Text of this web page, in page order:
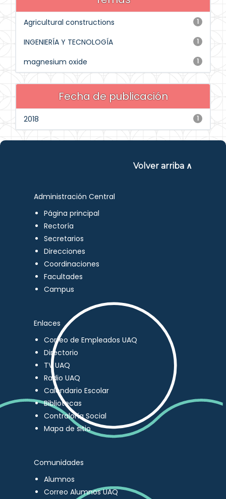
1
Agricultural constructions
1
INGENIERÍA Y TECNOLOGÍA
1
magnesium oxide
Fecha de publicación
1
2018
Volver arriba ∧
Administración Central
Página principal
Rectoría
Secretarios
Direcciones
Coordinaciones
Facultades
Campus
Enlaces
Correo de Empleados UAQ
Directorio
TV UAQ
Radio UAQ
Calendario Escolar
Bibliotecas
Contraloría Social
Mapa de sitio
Comunidades
Alumnos
Correo Alumnos UAQ